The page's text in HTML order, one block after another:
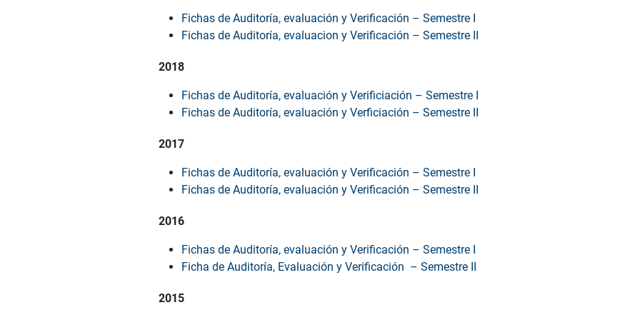
Fichas de Auditoría, evaluación y Verificación – Semestre I
Fichas de Auditoría, evaluacion y Verificación – Semestre II
2018
Fichas de Auditoría, evaluación y Verificiación – Semestre I
Fichas de Auditoría, evaluación y Verficiación – Semestre II
2017
Fichas de Auditoría, evaluación y Verificación – Semestre I
Fichas de Auditoría, evaluación y Verificación – Semestre II
2016
Fichas de Auditoría, evaluación y Verificación – Semestre I
Ficha de Auditoría, Evaluación y Verificación – Semestre II
2015